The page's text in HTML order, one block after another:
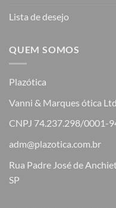
Lista de desejo
QUEM SOMOS
Plazótica
Vanni & Marques ótica
CNPJ 74.237.298/0001-
adm@plazotica.com.br
Rua Padre José de
SP